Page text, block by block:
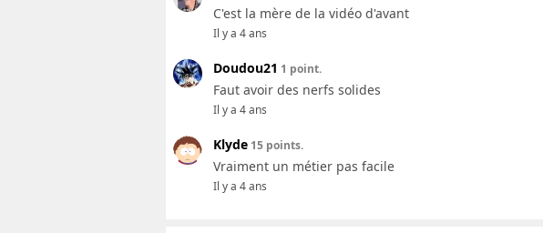
C'est la mère de la vidéo d'avant
Il y a 4 ans
Doudou21 1 point.
Faut avoir des nerfs solides
Il y a 4 ans
Klyde 15 points.
Vraiment un métier pas facile
Il y a 4 ans